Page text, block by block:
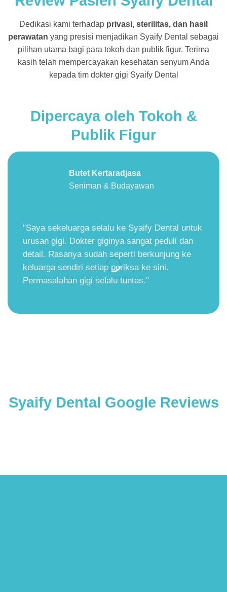
Dedikasi kami terhadap privasi, sterilitas, dan hasil
perawatan yang presisi menjadikan Syaify Dental sebagai
pilihan utama bagi para tokoh dan publik figur. Terima
kasih telah mempercayakan kesehatan senyum Anda
kepada tim dokter gigi Syaify Dental
Dipercaya oleh Tokoh &
Publik Figur
Butet Kertaradjasa
Seniman & Budayawan
"Saya sekeluarga selalu ke Syaify Dental untuk
urusan gigi. Dokter giginya sangat peduli dan
detail. Rasanya sudah seperti berkunjung ke
keluarga sendiri setiap periksa ke sini.
Permasalahan gigi selalu tuntas."
Syaify Dental Google Reviews